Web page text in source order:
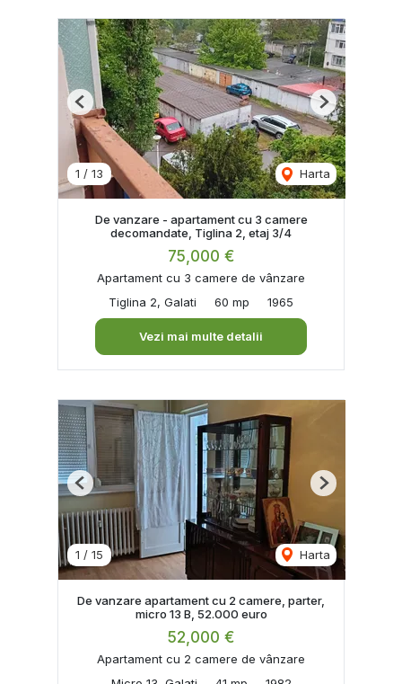
1 / 13 Harta
Previous Next
De vanzare - apartament cu 3 camere
decomandate, Tiglina 2, etaj 3/4
75,000 €
Apartament cu 3 camere de vânzare
Tiglina 2, Galati
60 mp 1965
Vezi mai multe detalii
1 / 15 Harta
Previous Next
De vanzare apartament cu 2 camere, parter,
micro 13 B, 52.000 euro
52,000 €
Apartament cu 2 camere de vânzare